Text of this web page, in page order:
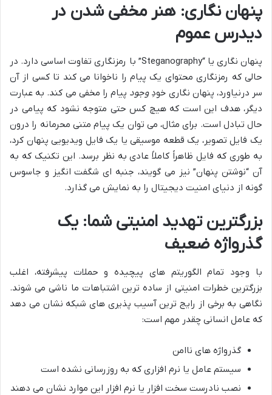
پنهان نگاری: هنر مخفی شدن در
دیدرس عموم
پنهان نگاری یا “Steganography” با رمزنگاری تفاوت اساسی دارد. در
حالی که رمزنگاری محتوای یک پیام را ناخوانا می کند تا کسی از آن
سر درنیاورد، پنهان نگاری خودِوجود پیام را مخفی می کند. به عبارت
دیگر، هدف این است که هیچ کس حتی متوجه نشود که پیامی در
حال تبادل است. برای مثال، می توان یک پیام متنی محرمانه را درون
یک فایل تصویر، یک قطعه موسیقی یا یک فایل ویدیویی پنهان کرد،
به طوری که فایل ظاهراً کاملاً عادی به نظر برسد. این تکنیک که به
آن “نوشتن پنهان” نیز می گویند، جنبه ای شگفت انگیز و جاسوس
گونه از دنیای امنیت دیجیتال را به نمایش می گذارد.
بزرگترین تهدید امنیتی شما: یک
گذرواژه ضعیف
با وجود تمام الگوریتم های پیچیده و حملات پیشرفته، اغلب
بزرگترین خطرات امنیتی از ساده ترین اشتباهات ما ناشی می شوند.
نگاهی به برخی از رایج ترین آسیب پذیری های شبکه نشان می دهد
که عامل انسانی چقدر مهم است:
گذرواژه های ناامن
سیستم عامل یا نرم افزاری که به روزرسانی نشده است
نصب نادرست سخت افزار یا نرم افزار این موارد نشان می دهند